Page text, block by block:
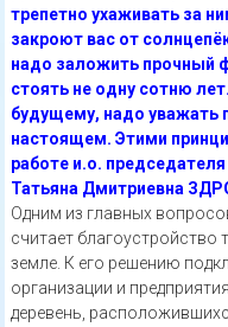
трепетно ухаживать за
закроют вас от
надо заложить прочный
стоять не одну сотню
будущему, надо уважать
настоящем. Этими
работе и.о.
Татьяна Дмитриевна
Одним из главных
считает благоустройство
земле. К его решению
организации и
деревень,